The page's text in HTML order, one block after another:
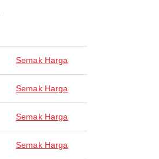
Semak Harga
Semak Harga
Semak Harga
Semak Harga